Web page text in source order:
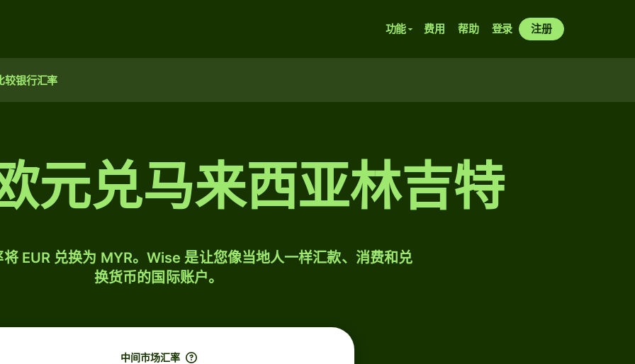
功能 费用 帮助 登录 注册
较银行汇率
元兑马来西亚林吉特
EUR 兑换为 MYR。Wise 是让您像当地人一样汇款、消费和兑
换货币的国际账户。
中间市场汇率